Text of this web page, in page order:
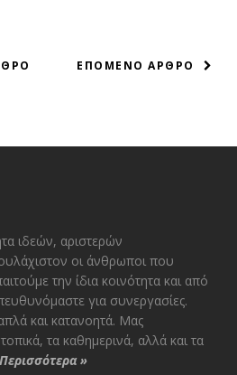
ΕΠΟΜΕΝΟ ΑΡΘΡΟ
ιδεών, αριστερών
οι άνθρωποι που
την ίδια κοινότητα και από
για συνεργασίες.
και κατανοητά. Μας
τα καθημερινά, αλλά και τα
Περισσότερα»